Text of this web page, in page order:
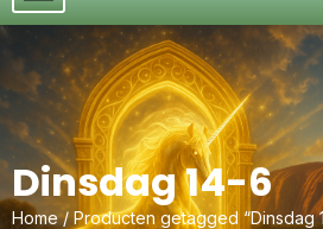
Dinsdag 14-6
Home/ Producten getagged “Dinsdag